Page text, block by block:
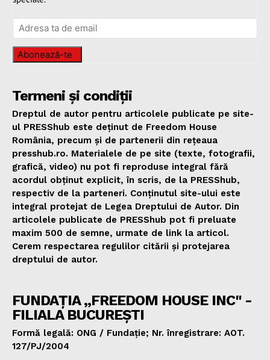
Abonează-te
Termeni și condiții
Dreptul de autor pentru articolele publicate pe site-
ul PRESShub este deținut de Freedom House
România, precum și de partenerii din rețeaua
presshub.ro. Materialele de pe site (texte, fotografii,
grafică, video) nu pot fi reproduse integral fără
acordul obținut explicit, în scris, de la PRESShub,
respectiv de la parteneri. Conținutul site-ului este
integral protejat de Legea Dreptului de Autor. Din
articolele publicate de PRESShub pot fi preluate
maxim 500 de semne, urmate de link la articol.
Cerem respectarea regulilor citării și protejarea
dreptului de autor.
FUNDAȚIA „FREEDOM HOUSE INC" -
FILIALA BUCUREȘTI
Formă legală: ONG / Fundație; Nr. înregistrare: AOT.
127/PJ/2004